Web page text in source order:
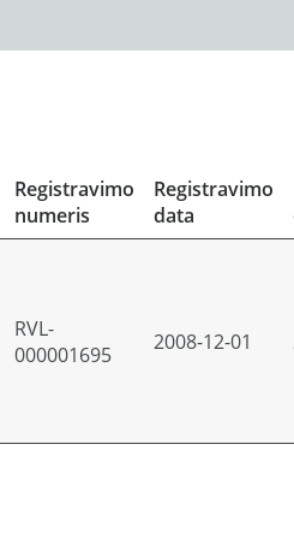
Registravimo
numeris
Registravimo
data
RVL-
000001695
2008-12-01